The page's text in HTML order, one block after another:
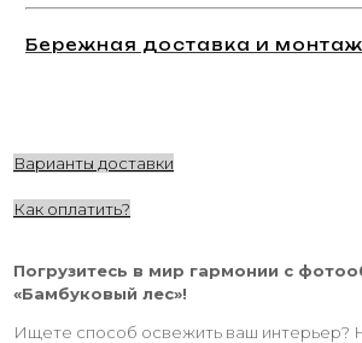
Бережная доставка и монтаж
Варианты доставки
Как оплатить?
Погрузитесь в мир гармонии с
«Бамбуковый лес»!
Ищете способ освежить ваш интерьер?